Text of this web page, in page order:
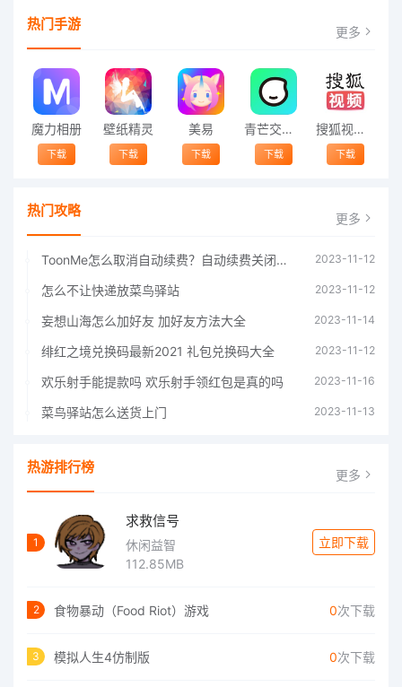
热门手游 更多
魔力相册
下载
壁纸精灵
下载
美易
下载
青芒交友软件官方版2021 v1.3
下载
搜狐视频app免费送会员下载安装到手机 v8.8.5
下载
热门攻略 更多
ToonMe怎么取消自动续费？自动续费关闭方法 2023-11-12
怎么不让快递放菜鸟驿站 2023-11-12
妄想山海怎么加好友 加好友方法大全 2023-11-14
绯红之境兑换码最新2021 礼包兑换码大全 2023-11-12
欢乐射手能提款吗 欢乐射手领红包是真的吗 2023-11-16
菜鸟驿站怎么送货上门 2023-11-13
热游排行榜 更多
1
求救信号
休闲益智
112.85MB
立即下载
2 食物暴动（Food Riot）游戏 0次下载
3 模拟人生4仿制版 0次下载